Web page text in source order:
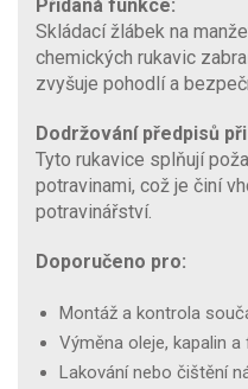
Přidaná funkce:
Skládací žlábek na
chemických rukavic
zvyšuje pohodlí a
Dodržování předpisů
Tyto rukavice splňují
potravinami, což je činí
potravinářství.
Doporučeno pro:
Montáž a kontrola
Výměna oleje, kapalin a
Lakování nebo čištění